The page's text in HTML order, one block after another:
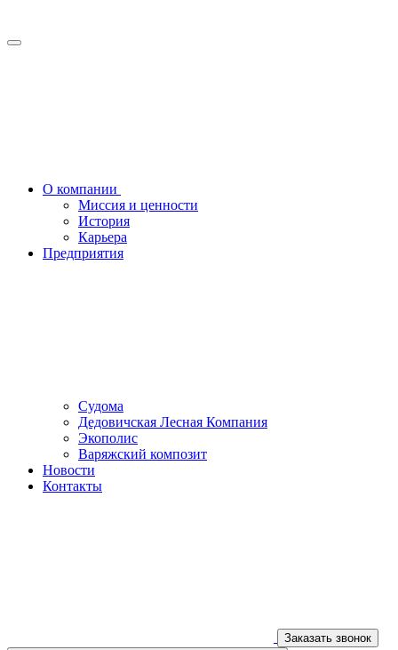
О компании
Миссия и ценности
История
Карьера
Предприятия
Судома
Дедовичская Лесная Компания
Экополис
Варяжский композит
Новости
Контакты
Заказать звонок